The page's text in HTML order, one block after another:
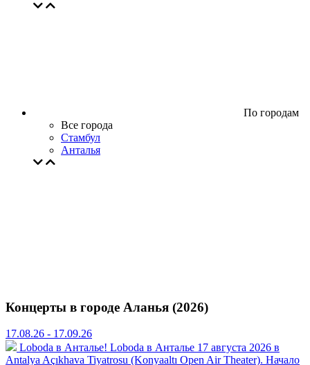
По городам
Все города
Стамбул
Анталья
Концерты в городе Аланья (2026)
17.08.26 - 17.09.26
Loboda в Анталье! Loboda в Анталье 17 августа 2026 в
Antalya Açıkhava Tiyatrosu (Konyaaltı Open Air Theater). Начало